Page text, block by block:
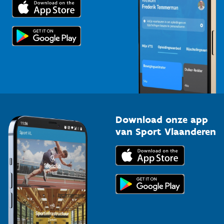
Topsporters
Voor de pers
Download onze app
van Sport Vlaanderen